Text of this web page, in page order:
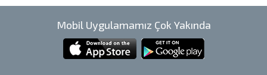
Mobil Uygulamamız Çok Yakında